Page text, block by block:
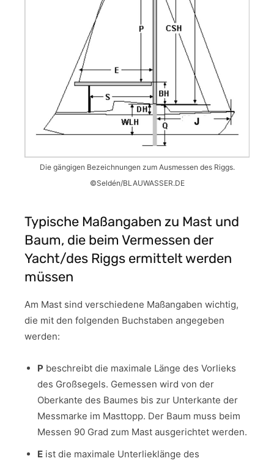
Die gängigen Bezeichnungen zum Ausmessen des Riggs.
©Seldén/BLAUWASSER.DE
Typische Maßangaben zu Mast und
Baum, die beim Vermessen der
Yacht/des Riggs ermittelt werden
müssen
Am Mast sind verschiedene Maßangaben wichtig,
die mit den folgenden Buchstaben angegeben
werden:
P beschreibt die maximale Länge des Vorlieks
des Großsegels. Gemessen wird von der
Oberkante des Baumes bis zur Unterkante der
Messmarke im Masttopp. Der Baum muss beim
Messen 90 Grad zum Mast ausgerichtet werden.
E ist die maximale Unterlieklänge des